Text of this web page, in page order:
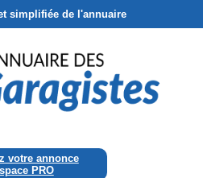
simplifiée de l'annuaire
votre annonce
PRO